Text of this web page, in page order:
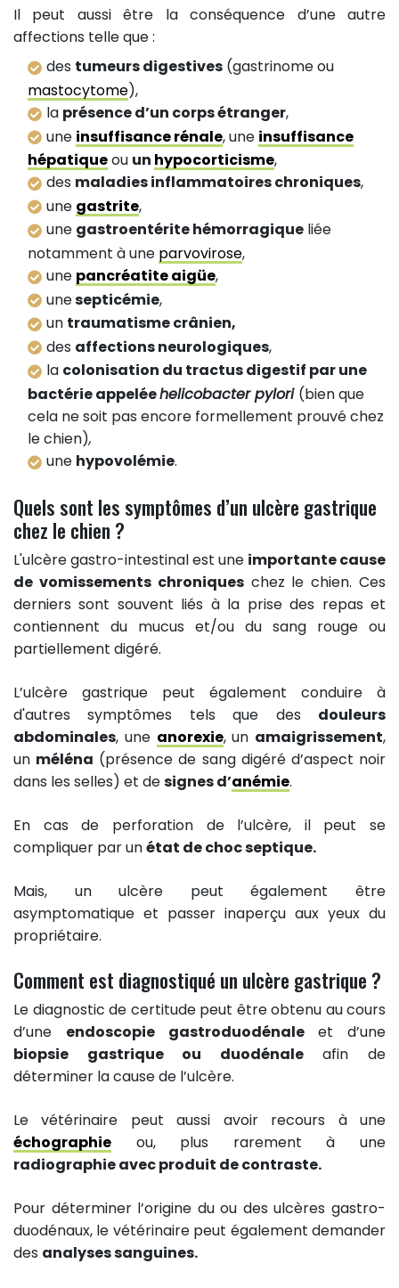
Il peut aussi être la conséquence d’une autre
affections telle que :
des tumeurs digestives (gastrinome ou
mastocytome),
la présence d’un corps étranger,
une insuffisance rénale, une insuffisance
hépatiqueou un hypocorticisme,
des maladies inflammatoires chroniques,
une gastrite,
une gastroentérite hémorragique liée
notamment à une parvovirose,
une pancréatite aigüe,
unesepticémie,
un traumatisme crânien,
des affections neurologiques,
la colonisation du tractus digestif par une
bactérie appeléehelicobacter pylori (bien que
cela ne soit pas encore formellement prouvé chez
le chien),
une hypovolémie.
Quels sont les symptômes d’un ulcère gastrique
chez le chien ?
L'ulcère gastro-intestinal est une importante cause
de vomissements chroniqueschez le chien. Ces
derniers sont souvent liés à la prise des repas et
contiennent du mucus et/ou du sang rouge ou
partiellement digéré.
L’ulcère gastrique peut également conduire à
d'autres symptômes tels que des douleurs
abdominales, une anorexie, un amaigrissement,
un méléna (présence de sang digéré d’aspect noir
dans les selles) et designes d’anémie.
En cas de perforation de l’ulcère, il peut se
compliquer par unétat de choc septique.
Mais, un ulcère peut également être
asymptomatique et passer inaperçu aux yeux du
propriétaire.
Comment est diagnostiqué un ulcère gastrique ?
Le diagnostic de certitude peut être obtenu au cours
d’une endoscopie gastroduodénaleet d’une
biopsie gastrique ou duodénaleafin de
déterminer la cause de l’ulcère.
Le vétérinaire peut aussi avoir recours à une
échographie ou, plus rarement à une
radiographie avec produit de contraste.
Pour déterminer l’origine du ou des ulcères gastro-
duodénaux, le vétérinaire peut également demander
des analyses sanguines.